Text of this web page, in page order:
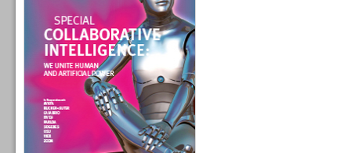
Personal
Inbound